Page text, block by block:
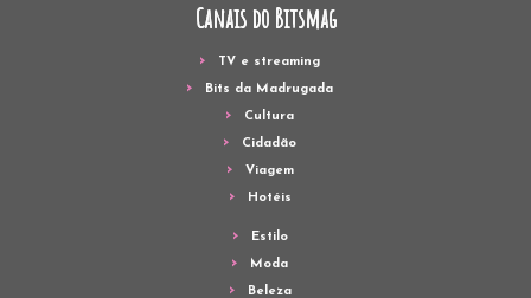
Canais do Bitsmag
TV e streaming
Bits da Madrugada
Cultura
Cidadão
Viagem
Hotéis
Estilo
Moda
Beleza